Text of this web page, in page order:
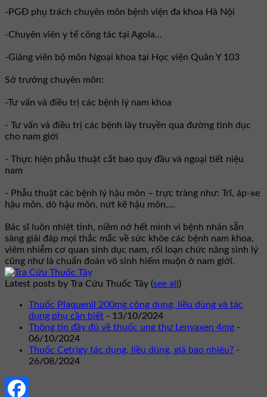
-PGĐ phụ trách chuyên môn bệnh viện đa khoa Hà Nội
-Chuyên viên y tế công tác tại Agola...
-Giảng viên bộ môn Ngoại khoa tại Học viện Quân Y 103
Sở trưởng chuyên môn:
-Tư vấn và điều trị các bệnh lý nam khoa
- Tư vấn và điều trị các bệnh lây truyền qua đường tình dục
cho nam giới
- Thực hiện phẫu thuật cắt bao quy đầu và ngoại tiết niệu
nam
- Phẫu thuật các bệnh lý hậu môn – trực tràng như: Trĩ, áp-xe
hậu môn, dò hậu môn, nứt kẽ hậu môn,...
Bác sĩ luôn nhiệt tình, niềm nở hết mình vì bệnh nhân sẵn
sàng giải đáp mọi thắc mắc về sức khỏe các bệnh nam khoa,
viêm nhiễm cơ quan sinh dục nam, rối loạn chức năng sinh lý
cũng như là chuẩn đoán vô sinh hiếm muộn ở nam giới.
Latest posts by Tra Cứu Thuốc Tây (see all )
Thuốc Plaquenil 200mg công dụng, liều dùng và tác
dụng phụ cần biết - 13/10/2024
Thông tin đầy đủ về thuốc ung thư Lenvaxen 4mg -
06/10/2024
Thuốc Cetrigy tác dụng, liều dùng, giá bao nhiêu? -
26/08/2024